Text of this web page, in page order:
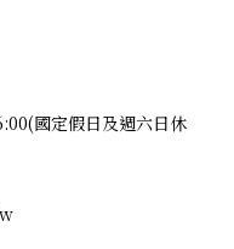
國定假日及週六日休